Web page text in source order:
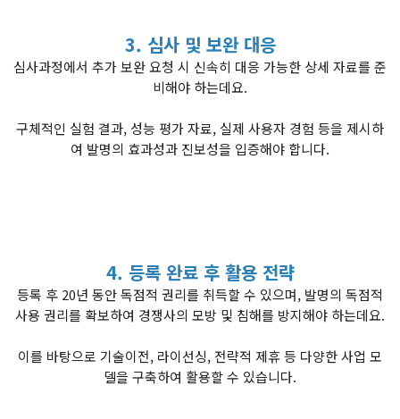
3. 심사 및 보완 대응
심사과정에서 추가 보완 요청 시 신속히 대응 가능한 상세 자료를 준
비해야 하는데요.
구체적인 실험 결과, 성능 평가 자료, 실제 사용자 경험 등을 제시하
여 발명의 효과성과 진보성을 입증해야 합니다.
4. 등록 완료 후 활용 전략
등록 후 20년 동안 독점적 권리를 취득할 수 있으며, 발명의 독점적
사용 권리를 확보하여 경쟁사의 모방 및 침해를 방지해야 하는데요.
이를 바탕으로 기술이전, 라이선싱, 전략적 제휴 등 다양한 사업 모
델을 구축하여 활용할 수 있습니다.